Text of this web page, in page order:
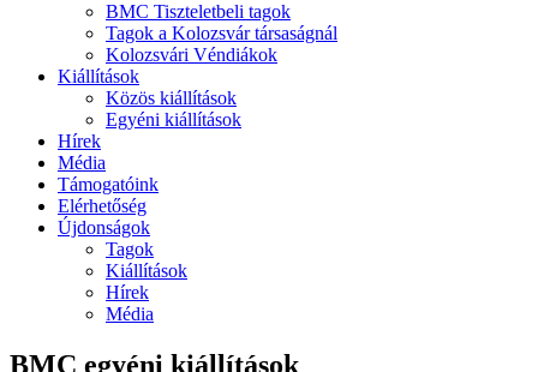
BMC Tiszteletbeli tagok
Tagok a Kolozsvár társaságnál
Kolozsvári Véndiákok
Kiállítások
Közös kiállítások
Egyéni kiállítások
Hírek
Média
Támogatóink
Elérhetőség
Újdonságok
Tagok
Kiállítások
Hírek
Média
BMC egyéni kiállítások